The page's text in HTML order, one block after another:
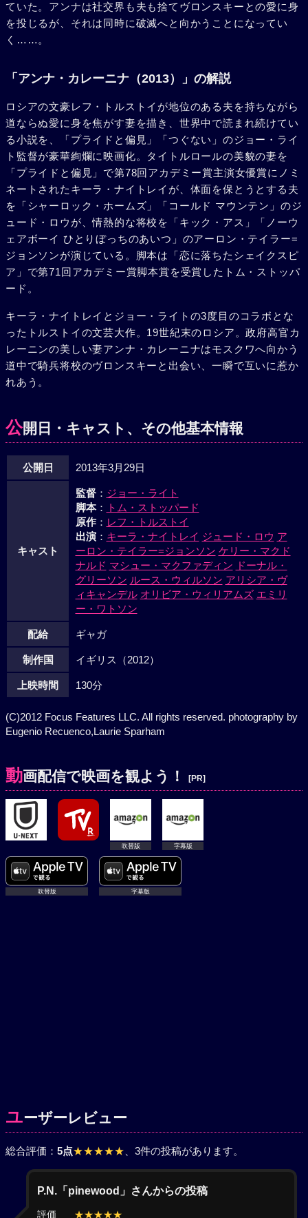
ていた。アンナは社交界も夫も捨てヴロンスキーとの愛に身
を投じるが、それは同時に破滅へと向かうことになってい
く……。
「アンナ・カレーニナ（2013）」の解説
ロシアの文豪レフ・トルストイが地位のある夫を持ちながら
道ならぬ愛に身を焦がす妻を描き、世界中で読まれ続けてい
る小説を、「プライドと偏見」「つぐない」のジョー・ライ
ト監督が豪華絢爛に映画化。タイトルロールの美貌の妻を
「プライドと偏見」で第78回アカデミー賞主演女優賞にノミ
ネートされたキーラ・ナイトレイが、体面を保とうとする夫
を「シャーロック・ホームズ」「コールド マウンテン」のジ
ュード・ロウが、情熱的な将校を「キック・アス」「ノーウ
ェアボーイ ひとりぼっちのあいつ」のアーロン・テイラー=
ジョンソンが演じている。脚本は「恋に落ちたシェイクスピ
ア」で第71回アカデミー賞脚本賞を受賞したトム・ストッパ
ード。
キーラ・ナイトレイとジョー・ライトの3度目のコラボとな
ったトルストイの文芸大作。19世紀末のロシア。政府高官カ
レーニンの美しい妻アンナ・カレーニナはモスクワへ向かう
道中で騎兵将校のヴロンスキーと出会い、一瞬で互いに惹か
れあう。
公開日・キャスト、その他基本情報
公開日 2013年3月29日
キャスト
監督： ジョー・ライト
脚本：
トム・ストッパード
原作： レフ・トルストイ
出演： キーラ・ナイトレイ ジュード・ロウ ア
ーロン・テイラー=ジョンソン ケリー・マクド
ナルド マシュー・マクファディン ドーナル・
グリーソン ルース・ウィルソン アリシア・ヴ
ィキャンデル オリビア・ウィリアムズ エミリ
ー・ワトソン
配給 ギャガ
制作国 イギリス（2012）
上映時間 130分
(C)2012 Focus Features LLC. All rights reserved. photography by
Eugenio Recuenco,Laurie Sparham
動画配信で映画を観よう！ [PR]
吹替版 字幕版
吹替版 字幕版
ユーザーレビュー
総合評価： 5点★★★★★ 、3件の投稿があります。
P.N.「pinewood」さんからの投稿
評価 ★★★★★